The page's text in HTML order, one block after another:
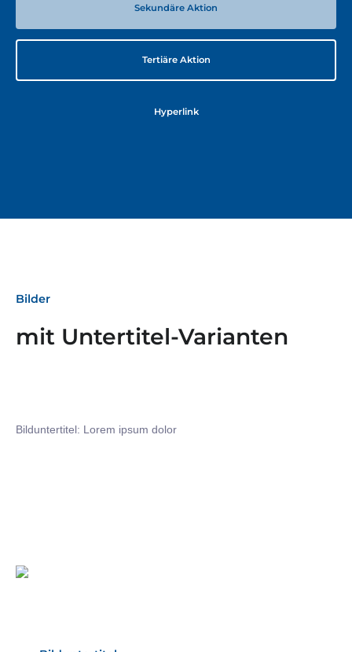
Sekundäre Aktion
Tertiäre Aktion
Hyperlink
Bilder
mit Untertitel-Varianten
Bilduntertitel: Lorem ipsum dolor